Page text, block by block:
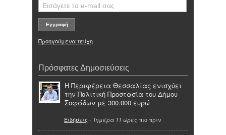
Προηγούμενα τεύχη
Πρόσφατες Δημοσιεύσεις
Η Περιφέρεια Θεσσαλίας ενισχύει
την Πολιτική Προστασία του Δήμου
Σοφάδων με 300.000 ευρώ
Ειδήσεις - 1ημέρα 11 ώρες πιο πριν